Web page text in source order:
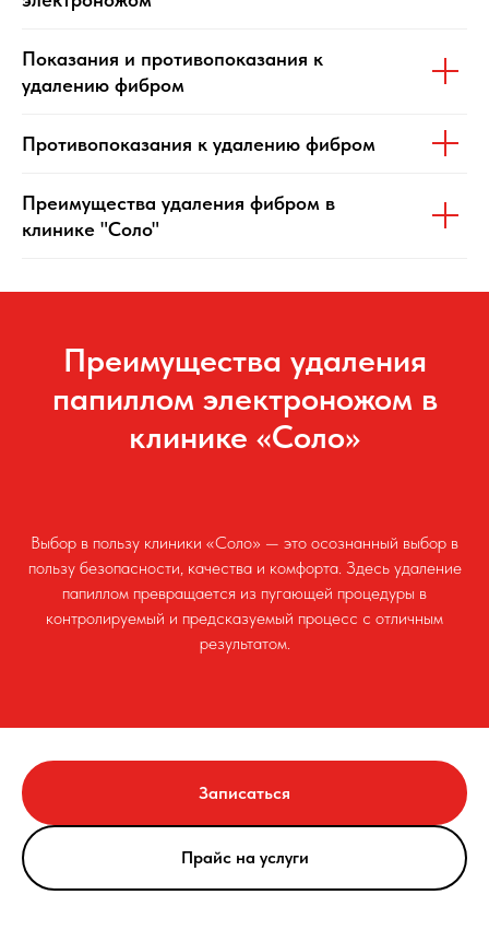
Показания и противопоказания к
удалению фибром
Противопоказания к удалению фибром
Преимущества удаления фибром в
клинике "Соло"
Преимущества удаления
папиллом электроножом в
клинике «Соло»
Выбор в пользу клиники «Соло» — это осознанный выбор в
пользу безопасности, качества и комфорта. Здесь удаление
папиллом превращается из пугающей процедуры в
контролируемый и предсказуемый процесс с отличным
результатом.
Записаться
Прайс на услуги